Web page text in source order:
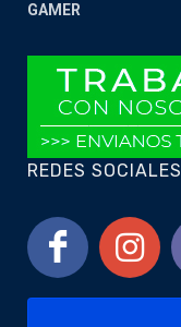
GAMER
REDES SOCIALES